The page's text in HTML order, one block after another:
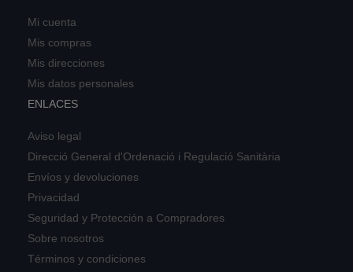
Mi cuenta
Mis compras
Mis direcciones
Mis datos personales
ENLACES
Aviso legal
Direcció General d'Ordenació i Regulació Sanitària
Envíos y devoluciones
Privacidad
Seguridad y Protección a Compradores
Sobre nosotros
Términos y condiciones